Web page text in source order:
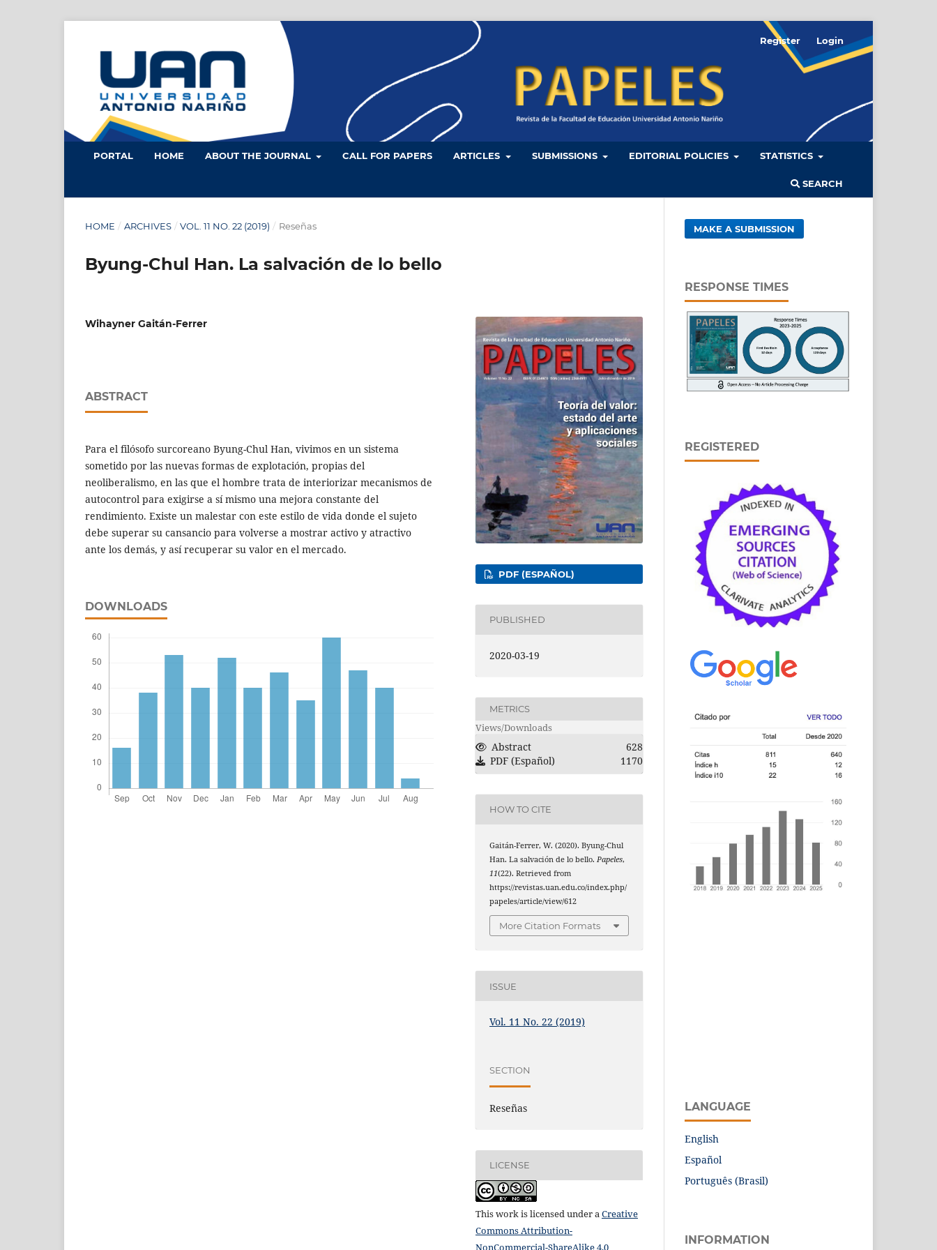
PORTAL HOME ABOUT THE JOURNAL CALL FOR PAPERS ARTICLES SUBMISSIONS EDITORIAL POLICIES STATISTICS
SEARCH
Register Login
HOME / ARCHIVES / VOL. 11 NO. 22 (2019) / Reseñas
Byung-Chul Han. La salvación de lo bello
Wihayner Gaitán-Ferrer
ABSTRACT
Para el filósofo surcoreano Byung-Chul Han, vivimos en un sistema
sometido por las nuevas formas de explotación, propias del
neoliberalismo, en las que el hombre trata de interiorizar mecanismos de
autocontrol para exigirse a sí mismo una mejora constante del
rendimiento. Existe un malestar con este estilo de vida donde el sujeto
debe superar su cansancio para volverse a mostrar activo y atractivo
ante los demás, y así recuperar su valor en el mercado.
DOWNLOADS
PDF (ESPAÑOL)
PUBLISHED
2020-03-19
METRICS
Views/Downloads
Abstract
628
PDF (Español)
1170
HOW TO CITE
Gaitán-Ferrer, W. (2020). Byung-Chul
Han. La salvación de lo bello. Papeles,
11(22). Retrieved from
https://revistas.uan.edu.co/index.php/
papeles/article/view/612
More Citation Formats
ISSUE
Vol. 11 No. 22 (2019)
SECTION
Reseñas
LICENSE
This work is licensed under aCreative
Commons Attribution-
NonCommercial-ShareAlike 4.0
MAKE A SUBMISSION
RESPONSE TIMES
REGISTERED
LANGUAGE
English
Español
Português (Brasil)
INFORMATION